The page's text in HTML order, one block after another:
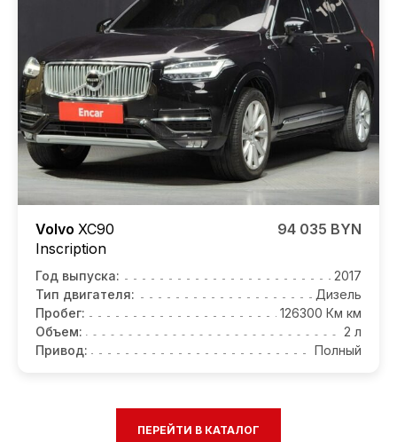
Volvo XC90
Inscription
94 035 BYN
Год выпуска:
2017
Тип двигателя:
Дизель
Пробег:
126300 Км км
Объем:
2 л
Привод:
Полный
ПЕРЕЙТИ В КАТАЛОГ